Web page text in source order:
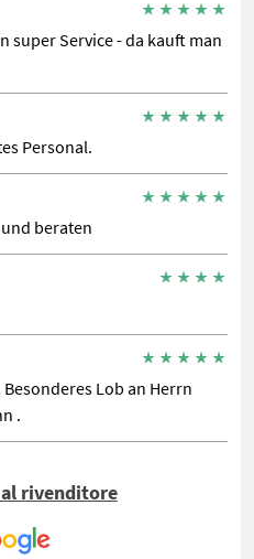
super Service - da kauft man
Personal.
beraten
Lob an Herrn
.
rivenditore